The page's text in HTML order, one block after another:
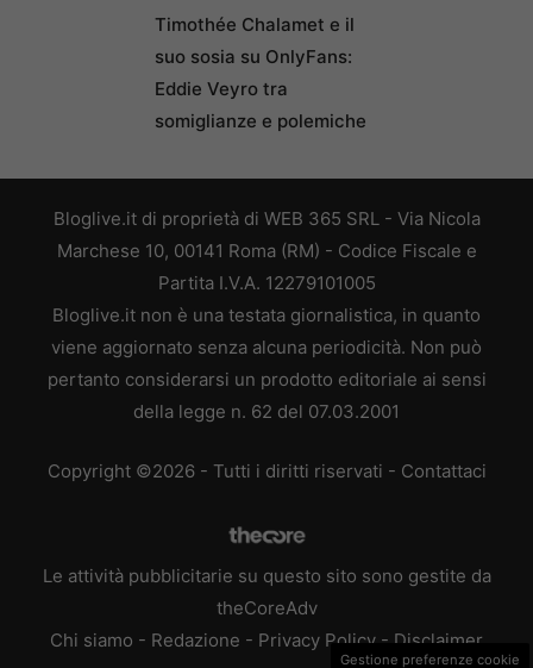
Timothée Chalamet e il
suo sosia su OnlyFans:
Eddie Veyro tra
somiglianze e polemiche
Bloglive.it di proprietà di WEB 365 SRL - Via Nicola
Marchese 10, 00141 Roma (RM) - Codice Fiscale e
Partita I.V.A. 12279101005
Bloglive.it non è una testata giornalistica, in quanto
viene aggiornato senza alcuna periodicità. Non può
pertanto considerarsi un prodotto editoriale ai sensi
della legge n. 62 del 07.03.2001
Copyright ©2026 - Tutti i diritti riservati - Contattaci
Le attività pubblicitarie su questo sito sono gestite da
theCoreAdv
Chi siamo - Redazione - Privacy Policy - Disclaimer
Gestione preferenze cookie